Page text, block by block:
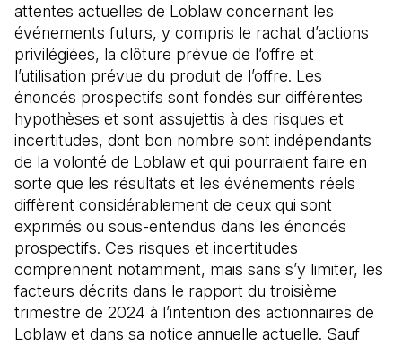
attentes actuelles de Loblaw concernant les
événements futurs, y compris le rachat d’actions
privilégiées, la clôture prévue de l’offre et
l’utilisation prévue du produit de l’offre. Les
énoncés prospectifs sont fondés sur différentes
hypothèses et sont assujettis à des risques et
incertitudes, dont bon nombre sont indépendants
de la volonté de Loblaw et qui pourraient faire en
sorte que les résultats et les événements réels
diffèrent considérablement de ceux qui sont
exprimés ou sous-entendus dans les énoncés
prospectifs. Ces risques et incertitudes
comprennent notamment, mais sans s’y limiter, les
facteurs décrits dans le rapport du troisième
trimestre de 2024 à l’intention des actionnaires de
Loblaw et dans sa notice annuelle actuelle. Sauf